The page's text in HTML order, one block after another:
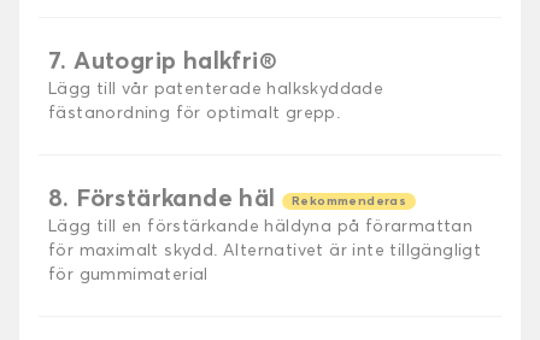
7. Autogrip halkfri®
Lägg till vår patenterade halkskyddade
fästanordning för optimalt grepp.
8. Förstärkande häl Rekommenderas
Lägg till en förstärkande häldyna på förarmattan
för maximalt skydd. Alternativet är inte tillgängligt
för gummimaterial